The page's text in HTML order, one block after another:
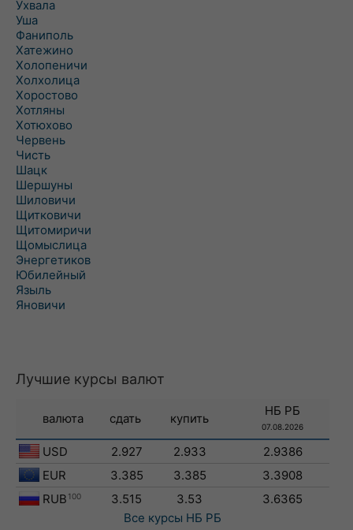
Ухвала
Уша
Фаниполь
Хатежино
Холопеничи
Холхолица
Хоростово
Хотляны
Хотюхово
Червень
Чисть
Шацк
Шершуны
Шиловичи
Щитковичи
Щитомиричи
Щомыслица
Энергетиков
Юбилейный
Языль
Яновичи
Лучшие курсы валют
валюта сдать купить
НБ РБ
07.08.2026
USD 2.927 2.933
2.9386
EUR
3.385 3.385
3.3908
RUB 100 3.515 3.53
3.6365
Все курсы НБ РБ